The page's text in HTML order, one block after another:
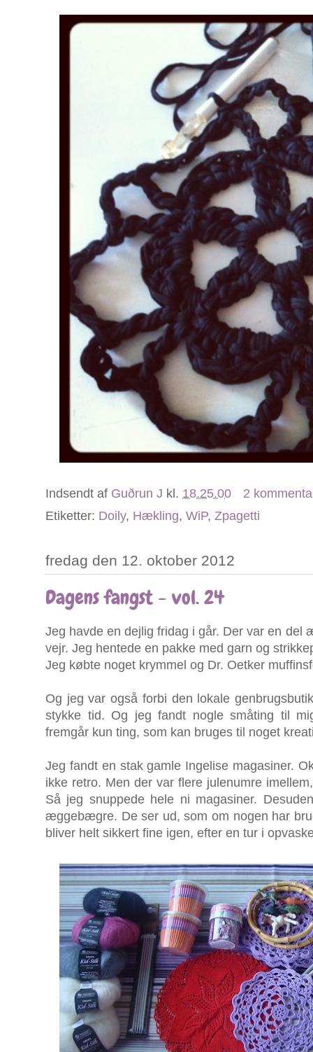
Indsendt af Guðrun J kl. 18.25.00
2
Etiketter: Doily, Hækling, WiP, Zpagetti
fredag den 12. oktober 2012
Dagens fangst - vol. 24
Jeg havde en dejlig fridag i går. Der var en del
vejr. Jeg hentede en pakke med garn og
Jeg købte noget krymmel og Dr. Oetker
Og jeg var også forbi den lokale
stykke tid. Og jeg fandt nogle småting til
fremgår kun ting, som kan bruges til noget
Jeg fandt en stak gamle Ingelise magasiner.
ikke retro. Men der var flere julenumre
Så jeg snuppede hele ni magasiner.
æggebægre. De ser ud, som om nogen har
bliver helt sikkert fine igen, efter en tur i